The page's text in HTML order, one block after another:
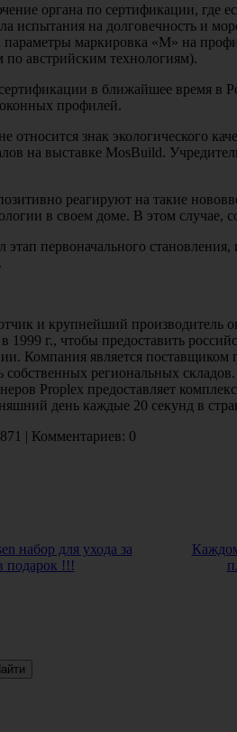
органа по сертификации, где
на долговечность и
маркировка «М» на
австрийским технологиям).
в ближайшее время в
профилей.
относится знак экологического
на выставке MosBuild.
реагируют на такие
в своем доме. В этом случае,
первоначального
и крупнейший
1999 г., чтобы предоставить
Компания является
региональных
Proplex предоставляет
день каждые 20 секунд в
| Комментариев: 0
набор для ухода за
подарок !!!